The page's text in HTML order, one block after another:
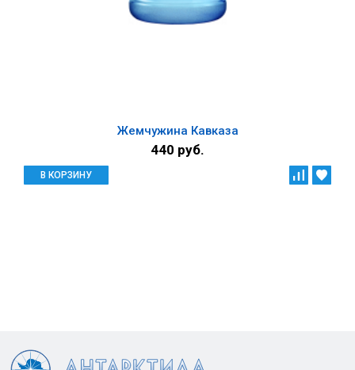
Жемчужина Кавказа
440 руб.
В КОРЗИНУ